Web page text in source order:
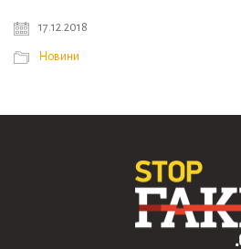
17.12.2018
Новини